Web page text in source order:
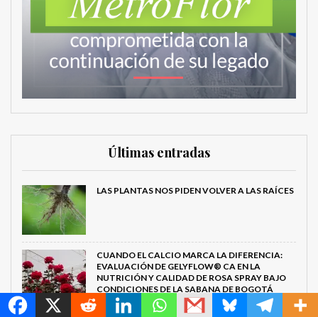
Últimas entradas
LAS PLANTAS NOS PIDEN VOLVER A LAS RAÍCES
CUANDO EL CALCIO MARCA LA DIFERENCIA:
EVALUACIÓN DE GELYFLOW® CA EN LA
NUTRICIÓN Y CALIDAD DE ROSA SPRAY BAJO
CONDICIONES DE LA SABANA DE BOGOTÁ
MetroChat